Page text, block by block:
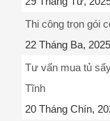
Thi công trọn gói
22 Tháng Ba, 2025
Tư vấn mua tủ
Tĩnh
20 Tháng Chín,